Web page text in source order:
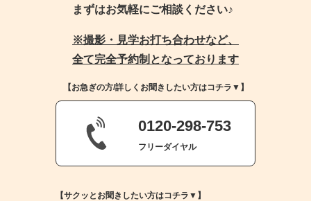
まずはお気軽にご相談ください♪
※撮影・見学お打ち合わせなど、
全て完全予約制となっております
【お急ぎの方/詳しくお聞きしたい方はコチラ▼】
0120-298-753
フリーダイヤル
【サクッとお聞きしたい方はコチラ▼】